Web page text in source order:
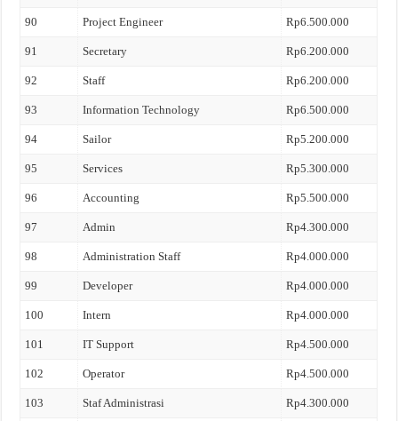
90 Project Engineer Rp6.500.000
91 Secretary Rp6.200.000
92 Staff Rp6.200.000
93 Information Technology Rp6.500.000
94 Sailor Rp5.200.000
95 Services Rp5.300.000
96 Accounting Rp5.500.000
97 Admin Rp4.300.000
98 Administration Staff Rp4.000.000
99 Developer Rp4.000.000
100 Intern Rp4.000.000
101 IT Support Rp4.500.000
102 Operator Rp4.500.000
103 Staf Administrasi Rp4.300.000